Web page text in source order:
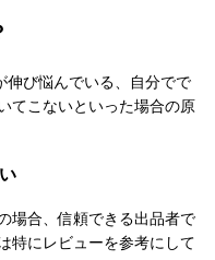
伸び悩んでいる、自分でで
てこないといった場合の原
場合、信頼できる出品者で
特にレビューを参考にして